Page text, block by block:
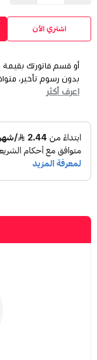
الموديل*
اختر
اشتري الآن
أو قسم فاتورتك بقيمة
بدون رسوم تأخير،
اعرف أكثر